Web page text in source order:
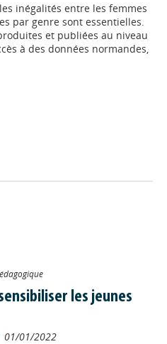
inégalités entre les femmes
par genre sont essentielles.
et publiées au niveau
à des données normandes,
les jeunes
01/01/2022